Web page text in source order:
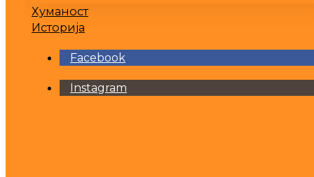
Хуманост
Историја
Facebook
Instagram